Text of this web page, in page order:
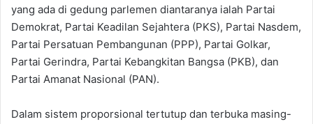
yang ada di gedung parlemen diantaranya ialah Partai
Demokrat, Partai Keadilan Sejahtera (PKS), Partai Nasdem,
Partai Persatuan Pembangunan (PPP), Partai Golkar,
Partai Gerindra, Partai Kebangkitan Bangsa (PKB), dan
Partai Amanat Nasional (PAN).
Dalam sistem proporsional tertutup dan terbuka masing-